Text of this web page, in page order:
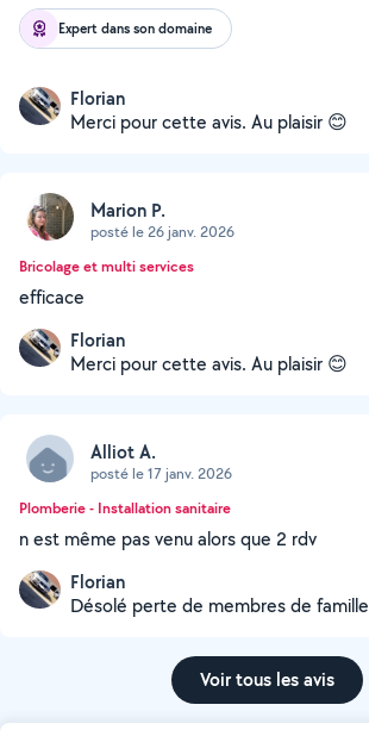
Expert dans son domaine
Florian
Merci pour cette avis. Au plaisir 😊
Marion P.
posté le 26 janv. 2026
Bricolage et multi services
efficace
Florian
Merci pour cette avis. Au plaisir 😊
Alliot A.
posté le 17 janv. 2026
Plomberie - Installation sanitaire
n est même pas venu alors que 2 rdv
Florian
Désolé perte de membres de famille
Voir tous les avis